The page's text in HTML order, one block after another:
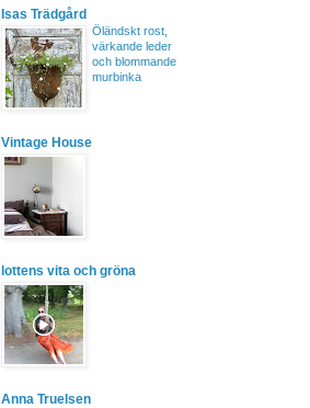
Isas Trädgård
Öländskt rost,
värkande leder
och blommande
murbinka
Vintage House
lottens vita och gröna
Anna Truelsen